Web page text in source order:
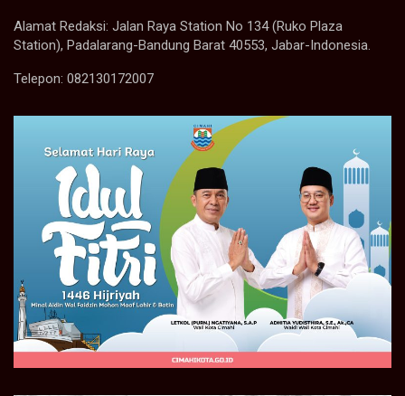
Alamat Redaksi: Jalan Raya Station No 134 (Ruko Plaza
Station), Padalarang-Bandung Barat 40553, Jabar-Indonesia.
Telepon: 082130172007